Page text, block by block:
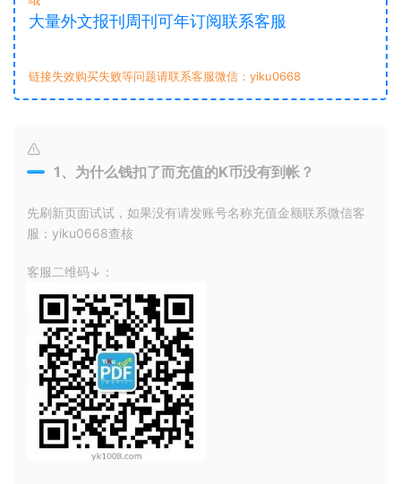
大量外文报刊周刊可年订阅联系客服
链接失效购买失败等问题请联系客服微信：yiku0668
1、为什么钱扣了而充值的K币没有到帐？
先刷新页面试试，如果没有请发账号名称充值金额联系微信客
服：yiku0668查核
客服二维码↓：